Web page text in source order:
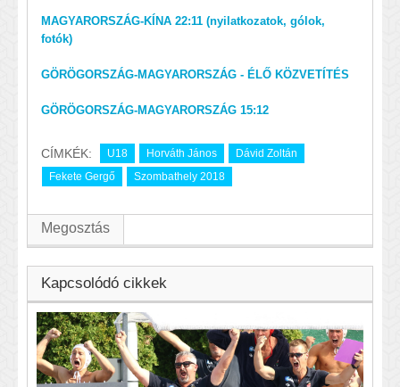
MAGYARORSZÁG-KÍNA 22:11 (nyilatkozatok, gólok,
fotók)
GÖRÖGORSZÁG-MAGYARORSZÁG - ÉLŐ KÖZVETÍTÉS
GÖRÖGORSZÁG-MAGYARORSZÁG 15:12
CÍMKÉK: U18 Horváth János
Dávid Zoltán
Fekete Gergő
Szombathely 2018
Megosztás
Kapcsolódó cikkek